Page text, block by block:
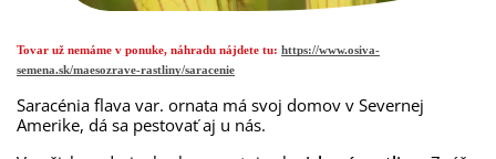
Tovar už nemáme v ponuke, náhradu nájdete tu: https://www.osiva-
semena.sk/maesozrave-rastliny/saracenie
Saracénia flava var. ornata má svoj domov v Severnej
Amerike, dá sa pestovať aj u nás.